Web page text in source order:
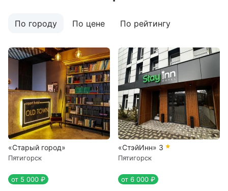
По городу По цене По рейтингу
«Старый город»
Пятигорск
от 5 000 ₽
«СтэйИнн» 3
Пятигорск
от 6 000 ₽